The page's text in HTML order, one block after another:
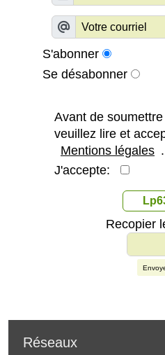
S'abonner
Se désabonner
Avant de
veuillez lire et
Mentions légales .
J'accepte:
Recopier
Réseaux